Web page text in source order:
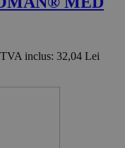
TVA inclus: 32,04 Lei